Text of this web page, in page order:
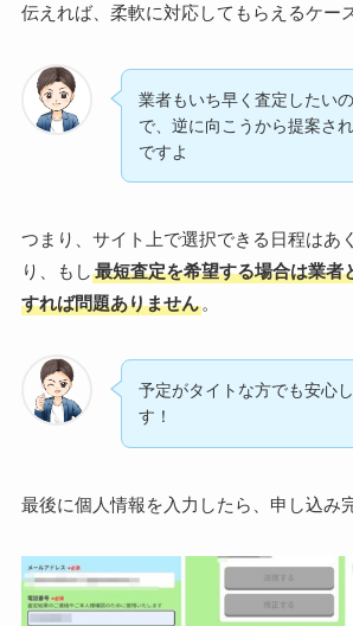
伝えれば、柔軟に対応してもらえるケー
業者もいち早く査定したい
で、逆に向こうから提案さ
ですよ
つまり、サイト上で選択できる日程はあ
り、もし 最短査定を希望する場合は業者
すれば問題ありません。
予定がタイトな方でも安心
す！
最後に個人情報を入力したら、申し込み